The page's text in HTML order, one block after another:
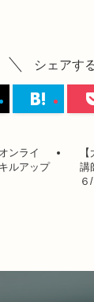
シェアす
ンライ
ルアップ
講
６